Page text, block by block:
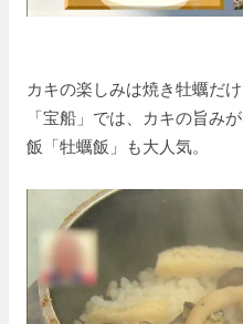
カキの楽しみは焼き牡蠣だけ
「宝船」では、カキの旨み
飯「牡蠣飯」も大人気。